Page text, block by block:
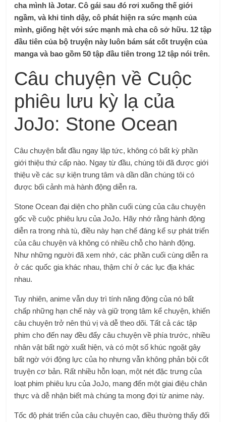
cha mình là Jotar. Cô gái sau đó rơi xuống thế giới
ngầm, và khi tỉnh dậy, cô phát hiện ra sức mạnh của
mình, giống hệt với sức mạnh mà cha cô sở hữu. 12 tập
đầu tiên của bộ truyện này luôn bám sát cốt truyện của
manga và bao gồm 50 tập đầu tiên trong 12 tập nói trên.
Câu chuyện về Cuộc
phiêu lưu kỳ lạ của
JoJo: Stone Ocean
Câu chuyện bắt đầu ngay lập tức, không có bất kỳ phần
giới thiệu thứ cấp nào. Ngay từ đầu, chúng tôi đã được giới
thiệu về các sự kiện trung tâm và dần dần chúng tôi có
được bối cảnh mà hành động diễn ra.
Stone Ocean đại diện cho phần cuối cùng của câu chuyện
gốc về cuộc phiêu lưu của JoJo. Hãy nhớ rằng hành động
diễn ra trong nhà tù, điều này hạn chế đáng kể sự phát triển
của câu chuyện và không có nhiều chỗ cho hành động.
Như những người đã xem nhớ, các phần cuối cùng diễn ra
ở các quốc gia khác nhau, thậm chí ở các lục địa khác
nhau.
Tuy nhiên, anime vẫn duy trì tính năng động của nó bất
chấp những hạn chế này và giữ trọng tâm kể chuyện, khiến
câu chuyện trở nên thú vị và dễ theo dõi. Tất cả các tập
phim cho đến nay đều đẩy câu chuyện về phía trước, nhiều
nhân vật bất ngờ xuất hiện, và có một số khúc ngoặt gây
bất ngờ với động lực của họ nhưng vẫn không phản bội cốt
truyện cơ bản. Rất nhiều hỗn loạn, một nét đặc trưng của
loạt phim phiêu lưu của JoJo, mang đến một giai điệu chân
thực và dễ nhận biết mà chúng ta mong đợi từ anime này.
Tốc độ phát triển của câu chuyện cao, điều thường thấy đối